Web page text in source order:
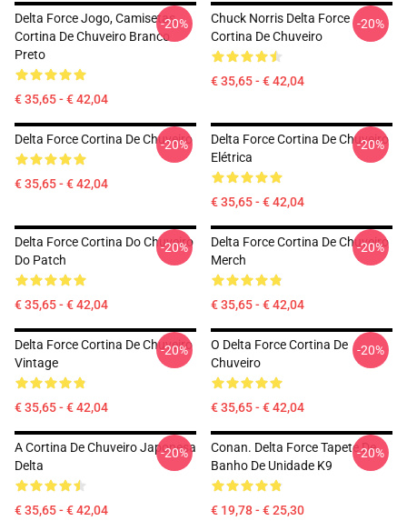
Delta Force Jogo, Camisetas,
Cortina De Chuveiro Branco
Preto
€ 35,65 - € 42,04
-20%
Chuck Norris Delta Force
Cortina De Chuveiro
€ 35,65 - € 42,04
-20%
Delta Force Cortina De Chuveiro
€ 35,65 - € 42,04
-20%
Delta Force Cortina De Chuveiro
Elétrica
€ 35,65 - € 42,04
-20%
Delta Force Cortina Do Chuveiro
Do Patch
€ 35,65 - € 42,04
-20%
Delta Force Cortina De Chuveiro
Merch
€ 35,65 - € 42,04
-20%
Delta Force Cortina De Chuveiro
Vintage
€ 35,65 - € 42,04
-20%
O Delta Force Cortina De
Chuveiro
€ 35,65 - € 42,04
-20%
A Cortina De Chuveiro Japonesa
Delta
€ 35,65 - € 42,04
-20%
Conan. Delta Force Tapete De
Banho De Unidade K9
€ 19,78 - € 25,30
-20%